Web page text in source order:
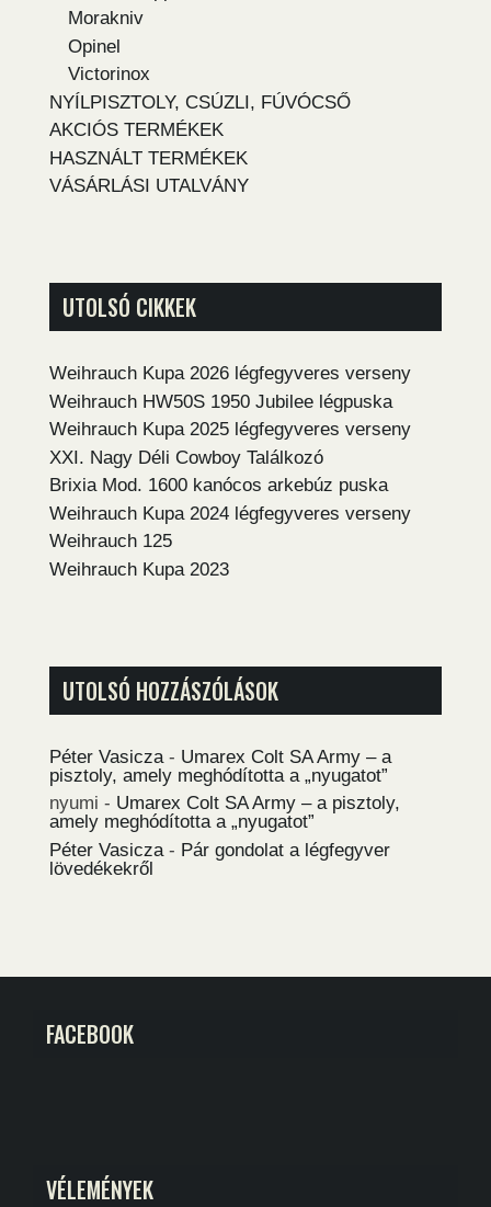
Morakniv
Opinel
Victorinox
NYÍLPISZTOLY, CSÚZLI, FÚVÓCSŐ
AKCIÓS TERMÉKEK
HASZNÁLT TERMÉKEK
VÁSÁRLÁSI UTALVÁNY
UTOLSÓ CIKKEK
Weihrauch Kupa 2026 légfegyveres verseny
Weihrauch HW50S 1950 Jubilee légpuska
Weihrauch Kupa 2025 légfegyveres verseny
XXI. Nagy Déli Cowboy Találkozó
Brixia Mod. 1600 kanócos arkebúz puska
Weihrauch Kupa 2024 légfegyveres verseny
Weihrauch 125
Weihrauch Kupa 2023
UTOLSÓ HOZZÁSZÓLÁSOK
Péter Vasicza - Umarex Colt SA Army – a
pisztoly, amely meghódította a „nyugatot”
nyumi - Umarex Colt SA Army – a pisztoly,
amely meghódította a „nyugatot”
Péter Vasicza - Pár gondolat a légfegyver
lövedékekről
FACEBOOK
VÉLEMÉNYEK